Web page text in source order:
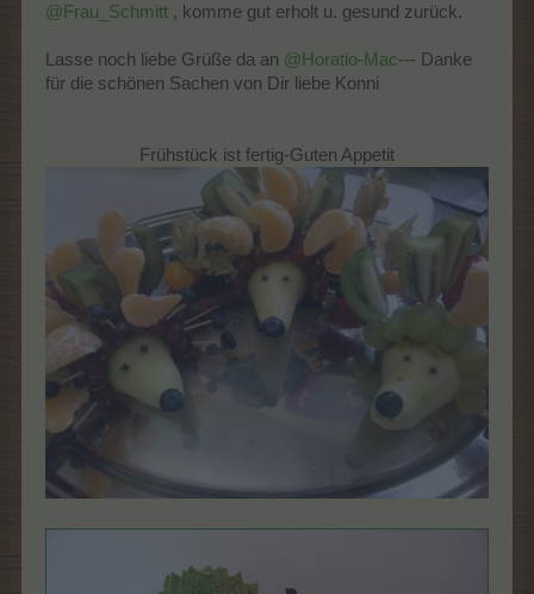
@Frau_Schmitt , komme gut erholt u. gesund zurück.
Lasse noch liebe Grüße da an @Horatio-Mac--- Danke
für die schönen Sachen von Dir liebe Konni
Frühstück ist fertig-Guten Appetit